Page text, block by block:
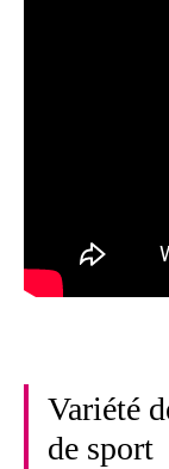
Variété
de sport